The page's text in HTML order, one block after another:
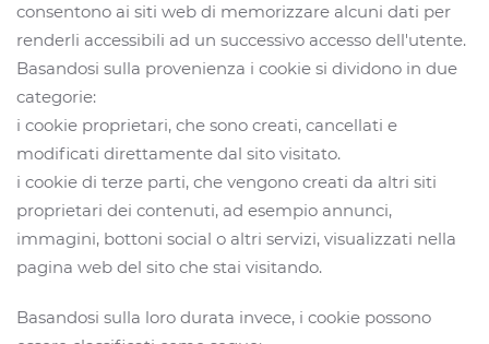
consentono ai siti web di memorizzare alcuni dati per
renderli accessibili ad un successivo accesso dell'utente.
Basandosi sulla provenienza i cookie si dividono in due
categorie:
i cookie proprietari, che sono creati, cancellati e
modificati direttamente dal sito visitato.
i cookie di terze parti, che vengono creati da altri siti
proprietari dei contenuti, ad esempio annunci,
immagini, bottoni social o altri servizi, visualizzati nella
pagina web del sito che stai visitando.
Basandosi sulla loro durata invece, i cookie possono